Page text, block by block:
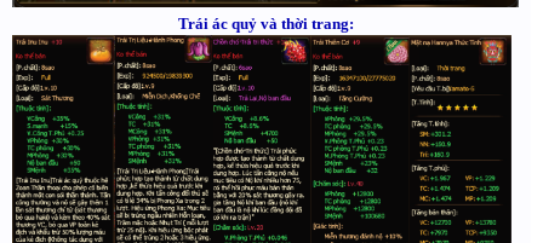
Trái ác quỷ và thời trang: